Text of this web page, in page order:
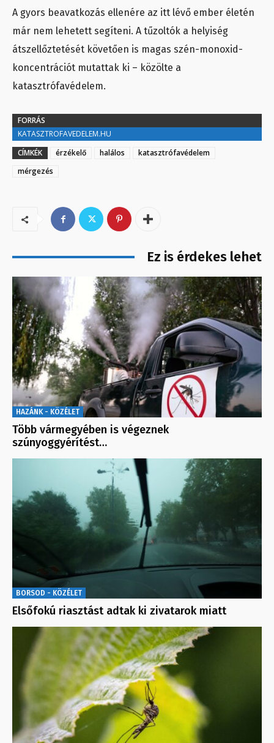
A gyors beavatkozás ellenére az itt lévő ember életén
már nem lehetett segíteni. A tűzoltók a helyiség
átszellőztetését követően is magas szén-monoxid-
koncentrációt mutattak ki – közölte a
katasztrófavédelem.
FORRÁS
KATASZTROFAVEDELEM.HU
CÍMKÉK
érzékelő halálos
katasztrófavédelem
mérgezés
Ez is érdekes lehet
HAZÁNK - KÖZÉLET
Több vármegyében is végeznek
szúnyoggyérítést…
BORSOD - KÖZÉLET
Elsőfokú riasztást adtak ki zivatarok miatt